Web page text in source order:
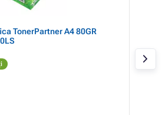
TonerPartner A4 80GR